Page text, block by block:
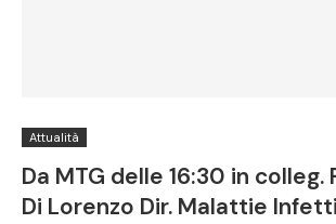
Attualità
Da MTG delle 16:30 in colleg.
Di Lorenzo Dir. Malattie